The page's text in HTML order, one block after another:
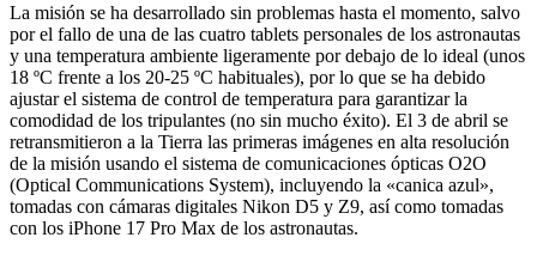
La misión se ha desarrollado sin problemas hasta el momento, salvo
por el fallo de una de las cuatro tablets personales de los astronautas
y una temperatura ambiente ligeramente por debajo de lo ideal (unos
18 ºC frente a los 20-25 ºC habituales), por lo que se ha debido
ajustar el sistema de control de temperatura para garantizar la
comodidad de los tripulantes (no sin mucho éxito). El 3 de abril se
retransmitieron a la Tierra las primeras imágenes en alta resolución
de la misión usando el sistema de comunicaciones ópticas O2O
(Optical Communications System), incluyendo la «canica azul»,
tomadas con cámaras digitales Nikon D5 y Z9, así como tomadas
con los iPhone 17 Pro Max de los astronautas.